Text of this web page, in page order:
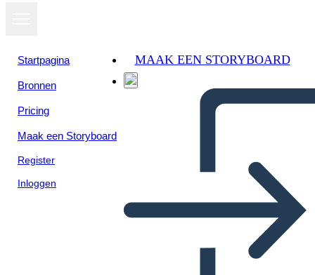
Startpagina
Bronnen
Pricing
Maak een Storyboard
Register
Inloggen
MAAK EEN STORYBOARD
Bekijk als
diavoorstelling